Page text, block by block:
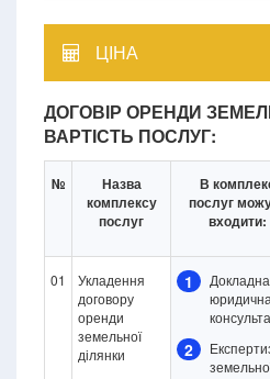
ЦІНА
ДОГОВІР ОРЕНДИ
ВАРТІСТЬ ПОСЛУГ:
№
Назва
комплексу
послуг
В
послуг
входити:
01
Укладення
договору
оренди
земельної
ділянки
1
Докладна
юридична
2